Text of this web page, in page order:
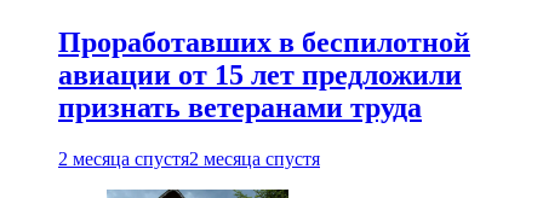
Проработавших в беспилотной
авиации от 15 лет предложили
признать ветеранами труда
2 месяца спустя2 месяца спустя